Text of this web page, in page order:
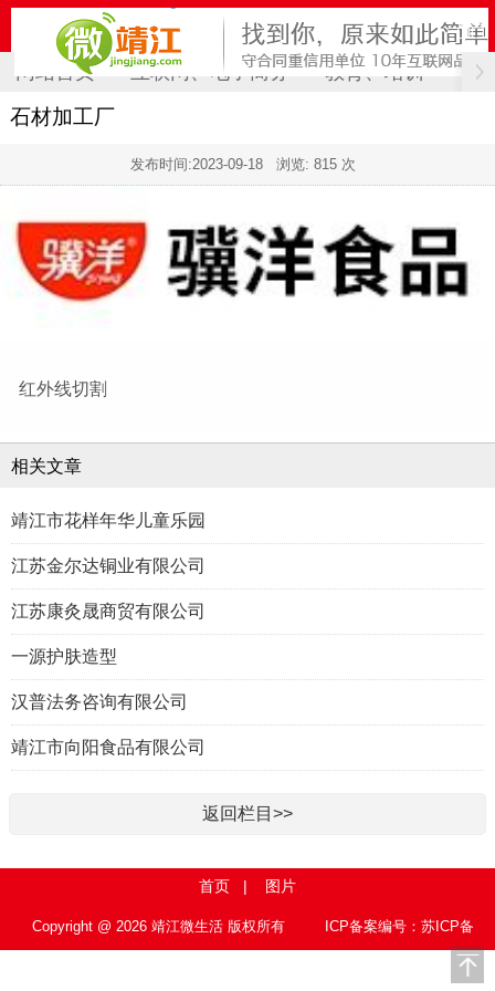
网站首页 互联网、电子商务 教育、培训 计
石材加工厂
发布时间:2023-09-18 浏览: 815 次
红外线切割
相关文章
靖江市花样年华儿童乐园
江苏金尔达铜业有限公司
江苏康灸晟商贸有限公司
一源护肤造型
汉普法务咨询有限公司
靖江市向阳食品有限公司
返回栏目>>
首页 | 图片
Copyright @ 2026 靖江微生活 版权所有
ICP备案编号：苏ICP备
15010767号